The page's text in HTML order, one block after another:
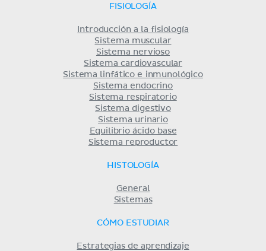
FISIOLOGÍA
Introducción a la fisiología
Sistema muscular
Sistema nervioso
Sistema cardiovascular
Sistema linfático e inmunológico
Sistema endocrino
Sistema respiratorio
Sistema digestivo
Sistema urinario
Equilibrio ácido base
Sistema reproductor
HISTOLOGÍA
General
Sistemas
CÓMO ESTUDIAR
Estrategias de aprendizaje